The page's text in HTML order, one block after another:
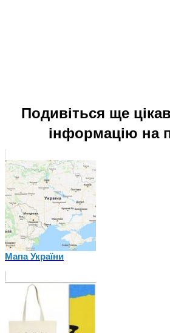
Подивіться ще
інформацію на
Мапа України